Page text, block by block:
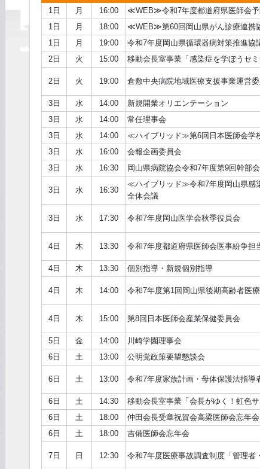
1日 月 16:00 ≪WEB≫令和7年度都道府県医師会予
1日
月 18:00 ≪WEB≫第60回岡山県がん診療連携
1日
月 19:00 令和7年度岡山県循環器病対策推進協
2日
火 15:00 移動会長室事業「感染症を学ぼうセミ
2日 火 19:00 倉敷中央病院地域医療支援事業運営
3日
水 14:00 新規開業オリエンテーション
3日
水 14:00 常任理事会
3日
水 14:00 ≪ハイブリッド≫第6回日本医師会学
3日
水 16:00 会報企画委員会
3日
水 16:30 岡山県病院協会令和7年度第9回幹部会
3日 水 16:30
≪ハイブリッド≫令和7年度岡山県感
全体会議
3日 水 17:30 令和7年度岡山医学会秋季役員会
4日 木 13:30 令和7年度都道府県医師会医事紛争担
4日
木 13:30 個別指導・新規個別指導
4日 木 14:00 令和7年度第1回岡山県後期高齢者医
4日 木 15:00 第8回日本医師会産業保健委員会
5日
金 14:00 川崎学園理事会
6日
土 13:00 公明党政策要望懇談会
6日 土 13:00 令和7年度家族計画・母体保護法指導
6日
土 14:30 移動会長室事業「会長がゆく！虹色サ
6日
土 18:00 仲田会長受章祝賀会高梁医師会忘年会
6日
土 18:00 吉備医師会忘年会
7日 日 12:30 令和7年度医療事故調査制度「管理者